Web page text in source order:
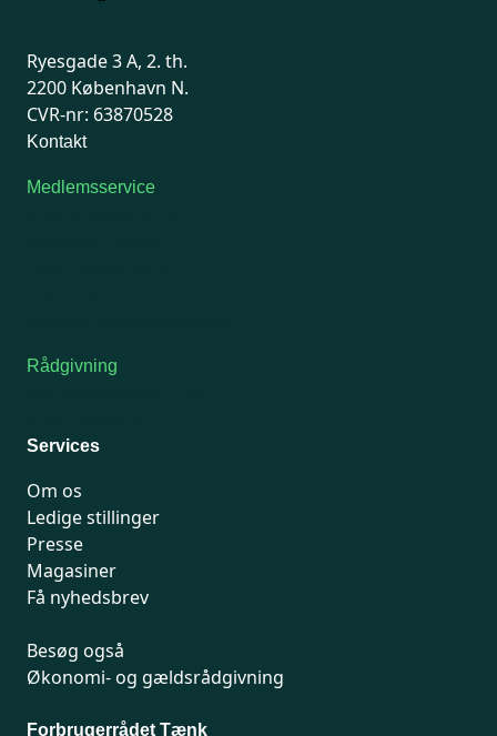
Ryesgade 3 A, 2. th.
2200 København N.
CVR-nr: 63870528
Kontakt
Medlemsservice
Rådgivning
Services
Om os
Ledige stillinger
Presse
Magasiner
Få nyhedsbrev
Besøg også
Økonomi- og gældsrådgivning
Forbrugerrådet Tænk